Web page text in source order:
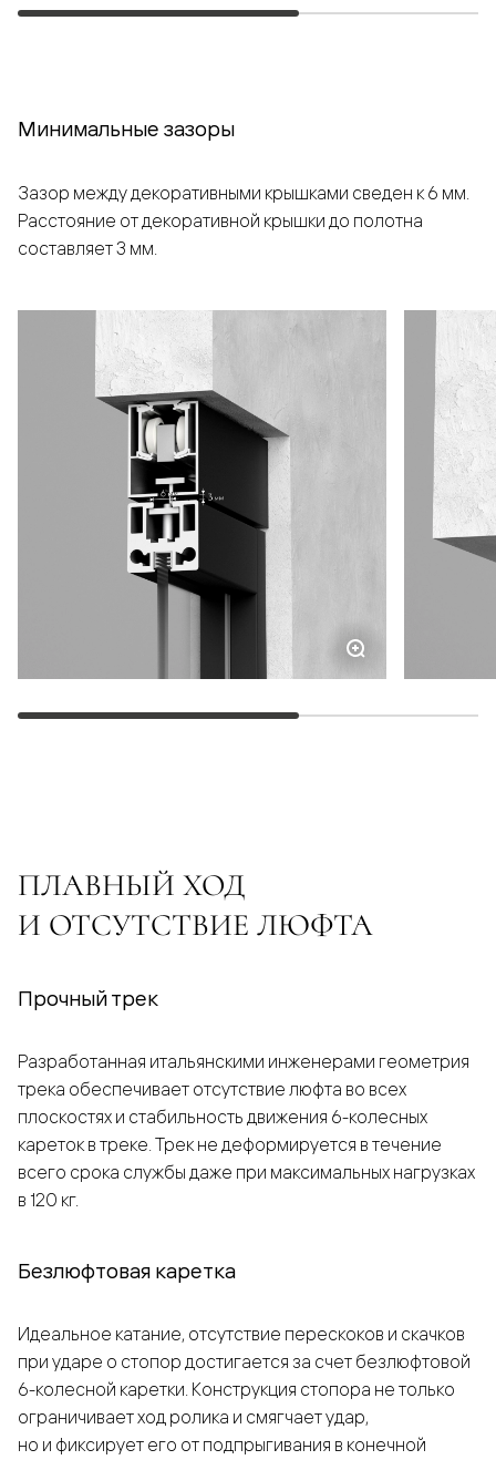
Минимальные зазоры
Зазор между декоративными крышками сведен к 6 мм.
Расстояние от декоративной крышки до полотна
составляет 3 мм.
ПЛАВНЫЙ ХОД
И ОТСУТСТВИЕ ЛЮФТА
Прочный трек
Разработанная итальянскими инженерами геометрия
трека обеспечивает отсутствие люфта во всех
плоскостях и стабильность движения 6-колесных
кареток в треке. Трек не деформируется в течение
всего срока службы даже при максимальных нагрузках
в 120 кг.
Безлюфтовая каретка
Идеальное катание, отсутствие перескоков и скачков
при ударе о стопор достигается за счет безлюфтовой
6-колесной каретки. Конструкция стопора не только
ограничивает ход ролика и смягчает удар,
но и фиксирует его от подпрыгивания в конечной